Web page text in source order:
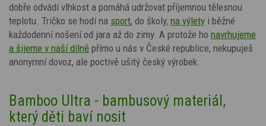
dobře odvádí vlhkost a pomáhá udržovat příjemnou tělesnou
teplotu. Tričko se hodí na sport, do školy, na výlety i běžné
každodenní nošení od jara až do zimy. A protože ho navrhujeme
a šijeme v naší dílně přímo u nás v České republice, nekupuješ
anonymní dovoz, ale poctivě ušitý český výrobek.
Bamboo Ultra - bambusový materiál,
který děti baví nosit